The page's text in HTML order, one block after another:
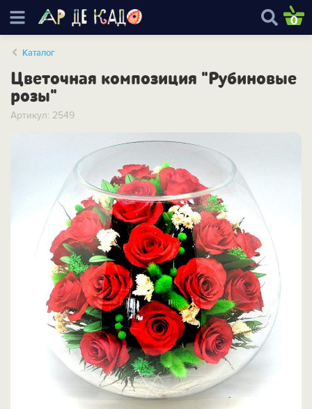
0
Каталог
Цветочная композиция "Рубиновые
розы"
Артикул: 2549